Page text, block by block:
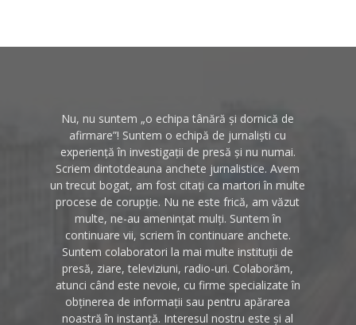
Nu, nu suntem „o echipa tânără și dornică de
afirmare”! Suntem o echipă de jurnaliști cu
experiență în investigații de presă și nu numai.
Scriem dintotdeauna anchete jurnalistice. Avem
un trecut bogat, am fost citați ca martori în multe
procese de corupție. Nu ne este frică, am văzut
multe, ne-au amenințat mulți. Suntem în
continuare vii, scriem în continuare anchete.
Suntem colaboratori la mai multe instituții de
presă, ziare, televiziuni, radio-uri. Colaborăm,
atunci când este nevoie, cu firme specializate în
obținerea de informații sau pentru apărarea
noastră în instanță. Interesul nostru este și al